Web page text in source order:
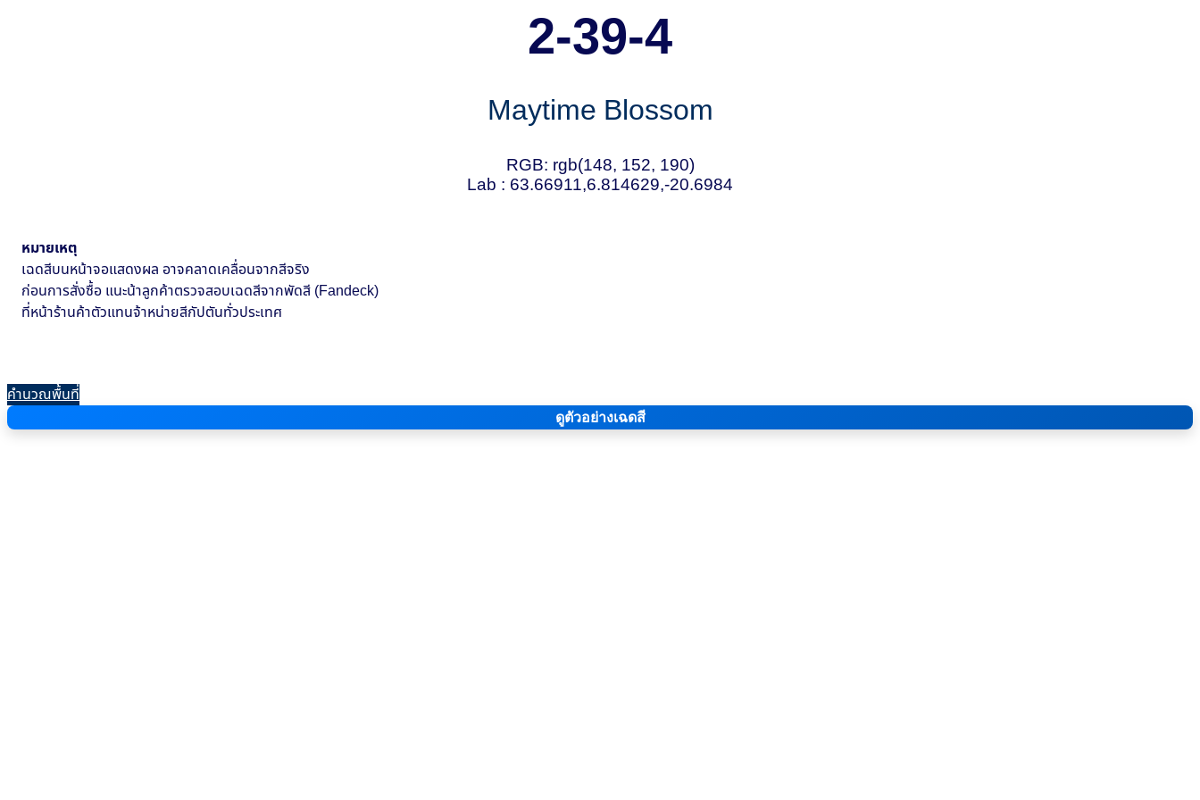
2-39-4
Maytime Blossom
RGB: rgb(148, 152, 190)
Lab : 63.66911,6.814629,-20.6984
หมายเหตุ
เฉดสีบนหน้าจอแสดงผล อาจคลาดเคลื่อนจากสีจริง
ก่อนการสั่งซื้อ แนะน้าลูกค้าตรวจสอบเฉดสีจากพัดสี (Fandeck)
ที่หน้าร้านค้าตัวแทนจ้าหน่ายสีกัปตันทั่วประเทศ
คำนวณพื้นที่
ดูตัวอย่างเฉดสี